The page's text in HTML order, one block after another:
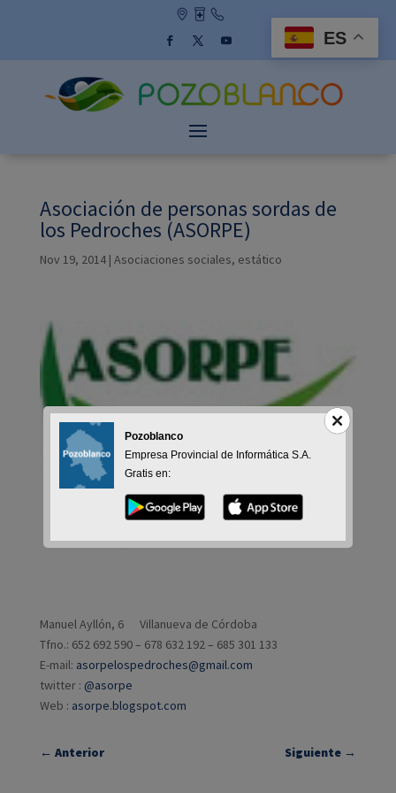
Asociación de personas sordas de
los Pedroches (ASORPE)
Nov 19, 2014| Asociaciones sociales, estático
Manuel Ayllón, 6 Villanueva de Córdoba
Tfno.: 652 692 590 – 678 632 192 – 685 301 133
E-mail: asorpelospedroches@gmail.com
twitter : @asorpe
Web : asorpe.blogspot.com
← Anterior Siguiente →
ES
Pozoblanco
Empresa Provincial de Informática S.A.
Gratis en: